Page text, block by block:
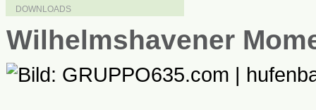
DOWNLOADS
Wilhelmshavener